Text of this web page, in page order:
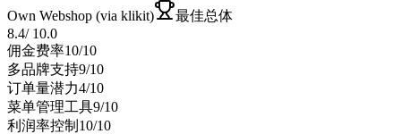
Own Webshop (via klikit)
最佳总体
8.4/ 10.0
佣金费率10/10
多品牌支持9/10
订单量潜力4/10
菜单管理工具9/10
利润率控制 10/10